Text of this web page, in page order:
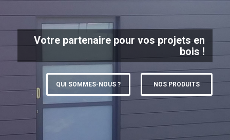
Votre partenaire pour vos projets en
bois !
QUI SOMMES-NOUS ? NOS PRODUITS